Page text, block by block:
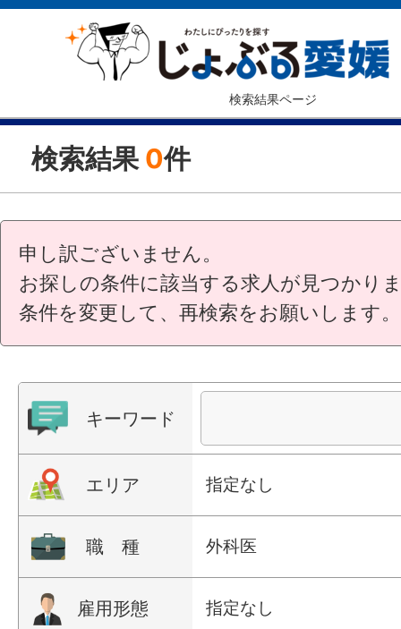
検索結果ページ
検索結果 0件
申し訳ございません。
お探しの条件に該当する求人が見つかり
条件を変更して、再検索をお願いします。
キーワード
エリア 指定なし
職 種 外科医
雇用形態 指定なし